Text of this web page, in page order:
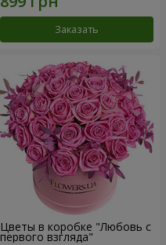
Заказать
Цветы в коробке "Любовь с
первого взгляда"